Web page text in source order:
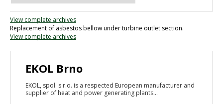
View complete archives
Replacement of asbestos bellow under turbine outlet section.
View complete archives
EKOL Brno
EKOL, spol. s r.o. is a respected European manufacturer and
supplier of heat and power generating plants...